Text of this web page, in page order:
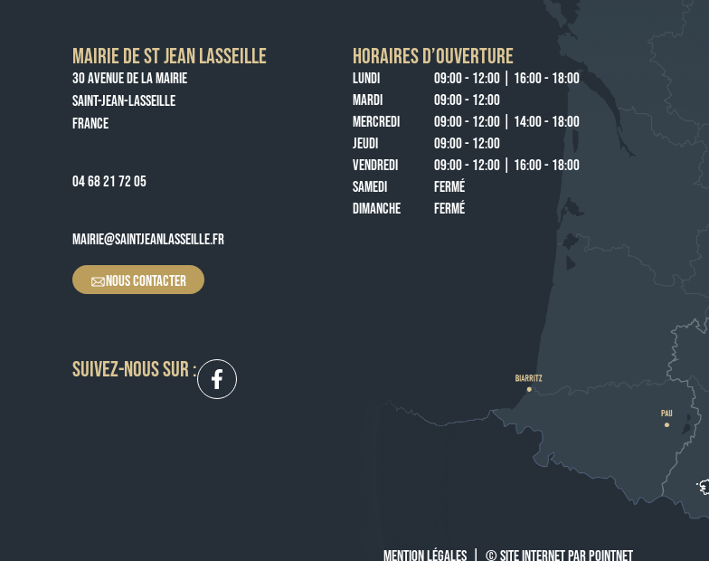
MAIRIE DE ST JEAN LASSEILLE
30 AVENUE DE LA MAIRIE
SAINT-JEAN-LASSEILLE
FRANCE
04 68 21 72 05
MAIRIE@SAINTJEANLASSEILLE.FR
NOUS CONTACTER
HORAIRES D’OUVERTURE
LUNDI
09:00 - 12:00 | 16:00 - 18:00
MARDI
09:00 - 12:00
MERCREDI
09:00 - 12:00 | 14:00 - 18:00
JEUDI
09:00 - 12:00
VENDREDI
09:00 - 12:00 | 16:00 - 18:00
SAMEDI
FERMÉ
DIMANCHE
FERMÉ
SUIVEZ-NOUS SUR :
MENTION LÉGALES © SITE INTERNET PAR POINTNET